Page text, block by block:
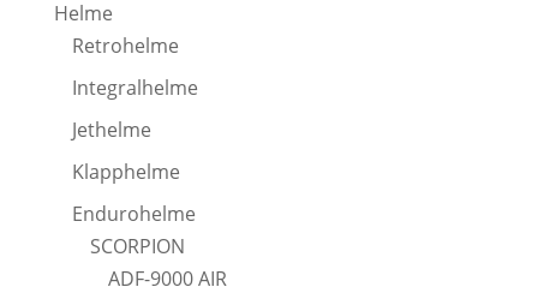
Helme
Retrohelme
Integralhelme
Jethelme
Klapphelme
Endurohelme
SCORPION
ADF-9000 AIR